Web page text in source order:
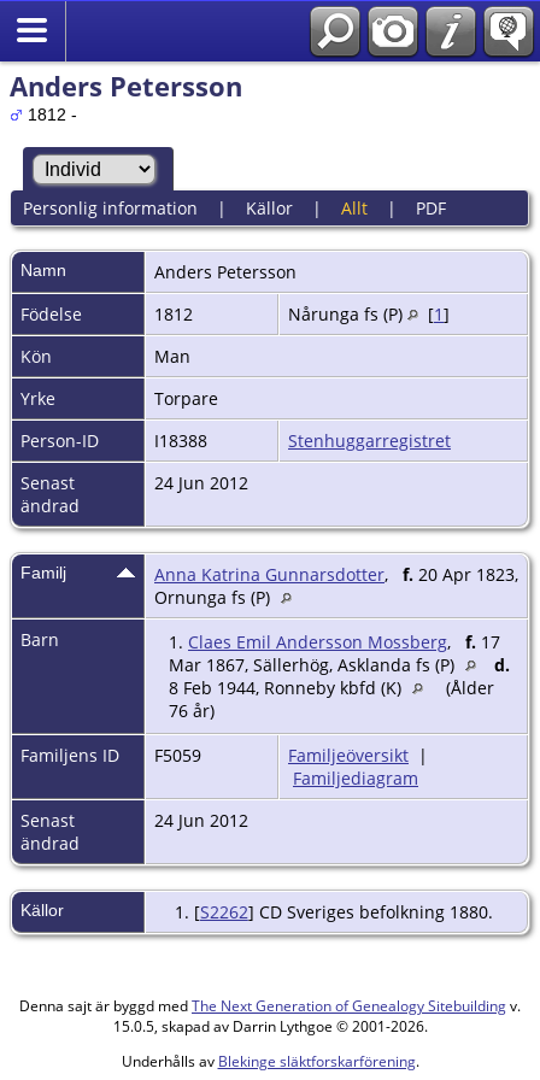
Anders Petersson
1812 -
Personlig information | Källor| Allt| PDF
Namn Anders Petersson
Födelse
1812 Nårunga fs (P) [1]
Kön
Man
Yrke
Torpare
Person-ID
I18388
Stenhuggarregistret
Senast
ändrad
24 Jun 2012
Familj Anna Katrina Gunnarsdotter, f. 20 Apr 1823,
Ornunga fs (P)
Barn
1. Claes Emil Andersson Mossberg, f. 17
Mar 1867, Sällerhög, Asklanda fs (P)
d.
8 Feb 1944, Ronneby kbfd (K)
(Ålder
76 år)
Familjens ID
F5059 Familjeöversikt |
Familjediagram
Senast
ändrad
24 Jun 2012
Källor [S2262] CD Sveriges befolkning 1880.
Denna sajt är byggd medThe Next Generation of Genealogy Sitebuildingv.
15.0.5, skapad av Darrin Lythgoe © 2001-2026.
Underhålls av Blekinge släktforskarförening.